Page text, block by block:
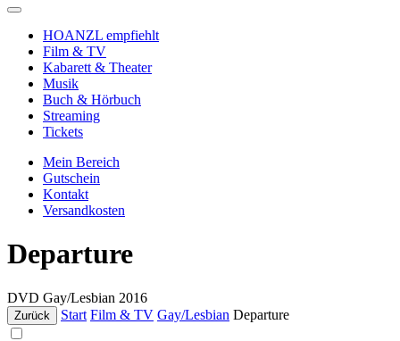
HOANZL empfiehlt
Film & TV
Kabarett & Theater
Musik
Buch & Hörbuch
Streaming
Tickets
Mein Bereich
Gutschein
Kontakt
Versandkosten
Departure
DVD Gay/Lesbian 2016
Zurück Start Film & TV Gay/Lesbian Departure